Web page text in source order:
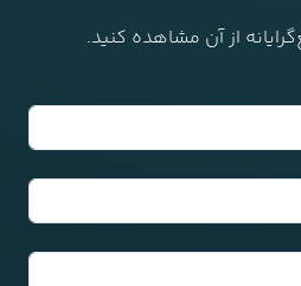
از آن مشاهده کنید.